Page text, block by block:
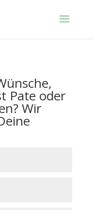
Pate oder
Wir